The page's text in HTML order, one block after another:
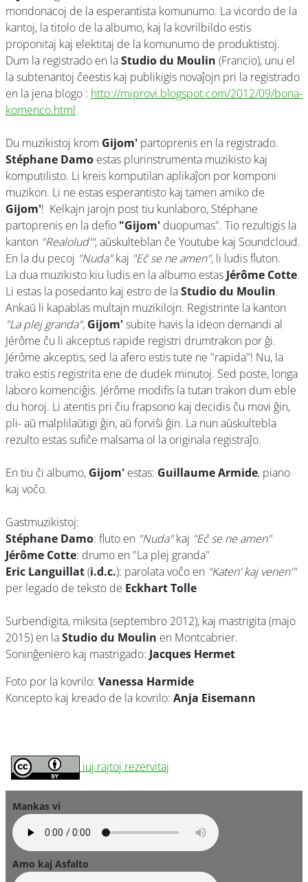
mondonacoj de la esperantista komunumo. La vicordo de la
kantoj, la titolo de la albumo, kaj la kovrilbildo estis
proponitaj kaj elektitaj de la komunumo de produktistoj.
Dum la registrado en laStudio du Moulin (Francio), unu el
la subtenantoj ĉeestis kaj publikigis novaĵojn pri la registrado
en la jena blogo : http://miprovi.blogspot.com/2012/09/bona-
komenco.html.
Du muzikistoj krom Gijom' partoprenis en la registrado.
Stéphane Damo estas plurinstrumenta muzikisto kaj
komputilisto. Li kreis komputilan aplikaĵon por komponi
muzikon. Li ne estas esperantisto kaj tamen amiko de
Gijom'! Kelkajn jarojn post tiu kunlaboro, Stéphane
partoprenis en la defio "Gijom' duopumas". Tio rezultigis la
kanton "Realolud'", aŭskulteblan ĉe Youtube kaj Soundcloud.
En la du pecoj "Nuda"kaj "Eĉ se ne amen", li ludis fluton.
La dua muzikisto kiu ludis en la albumo estas Jérôme Cotte.
Li estas la posedanto kaj estro de laStudio du Moulin.
Ankaŭ li kapablas multajn muzikilojn. Registrinte la kanton
"La plej granda", Gijom'subite havis la ideon demandi al
Jérôme ĉu li akceptus rapide registri drumtrakon por ĝi.
Jérôme akceptis, sed la afero estis tute ne "rapida"! Nu, la
trako estis registrita ene de dudek minutoj. Sed poste, longa
laboro komenciĝis. Jérôme modifis la tutan trakon dum eble
du horoj. Li atentis pri ĉiu frapsono kaj decidis ĉu movi ĝin,
pli- aŭ malplilaŭtigi ĝin, aŭ forviŝi ĝin. La nun aŭskultebla
rezulto estas sufiĉe malsama ol la originala registraĵo.
En tiu ĉi albumo, Gijom' estas: Guillaume Armide, piano
kaj voĉo.
Gastmuzikistoj:
Stéphane Damo: fluto en "Nuda"kaj "Eĉ se ne amen"
Jérôme Cotte: drumo en "La plej granda"
Eric Languillat(i.d.c.): parolata voĉo en "Katen' kaj venen'"
per legado de teksto de Eckhart Tolle
Surbendigita, miksita (septembro 2012), kaj mastrigita (majo
2015) en laStudio du Moulin en Montcabrier.
Soninĝeniero kaj mastrigado: Jacques Hermet
Foto por la kovrilo: Vanessa Harmide
Koncepto kaj kreado de la kovrilo: Anja Eisemann
iuj rajtoj rezervitaj
Mankas vi
Amo kaj Asfalto